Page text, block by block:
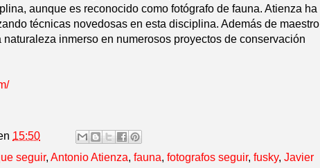
aunque es reconocido como fotógrafo de fauna. Atienza ha
técnicas novedosas en esta disciplina. Además de maestro
inmerso en numerosos proyectos de conservación
15:50
seguir, Antonio Atienza, fauna, fotografos seguir, fusky, Javier